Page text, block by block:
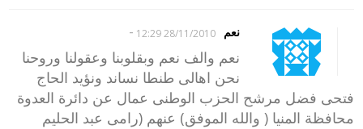
نعم 28/11/2010 12:29
-
نعم والف نعم وبقلوبنا وعقولنا وروحنا
نحن اهالى طنطا نساند ونؤيد الحاج
فتحى فضل مرشح الحزب الوطنى عمال عن دائرة العدوة
محافظة المنيا ( والله الموفق) عنهم (رامى عبد الحليم